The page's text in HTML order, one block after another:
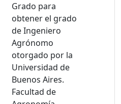
Grado para
obtener el grado
de Ingeniero
Agrónomo
otorgado por la
Universidad de
Buenos Aires.
Facultad de